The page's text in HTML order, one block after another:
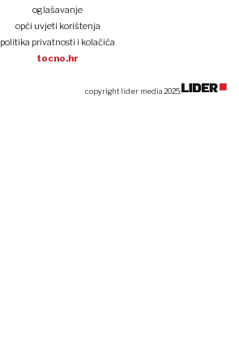
oglašavanje
opći uvjeti korištenja
politika privatnosti i kolačića
tocno.hr
copyright lider media 2025.